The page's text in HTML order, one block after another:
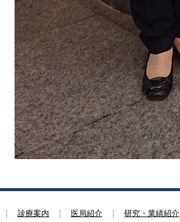
診療案内 医局紹介 研究・業績紹介